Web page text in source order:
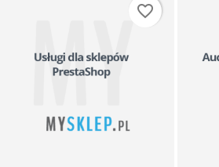
favorite_border